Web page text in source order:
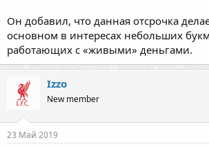
Он добавил, что данная отсрочка
основном в интересах небольших
работающих с «живыми» деньгами.
Izzo
New member
23 Май 2019